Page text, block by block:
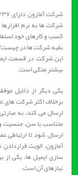
شرکت ها به نرم افزارها
کسب و کارهای خود
بقیه شرکت ها در چیست؟
این شرکت در قسمت ایمیل
بیشتر متکی است.
یکی دیگر از دلایل
برخلاف اکثر شرکت های
ارسال می کند. به
متناسب با سن، جنسیت
آمازون، الویت
سازی ایمیل ها، یکی از
نیازهای آن است.